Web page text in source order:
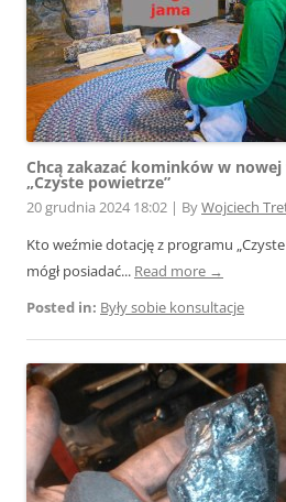
Chcą zakazać kominków w
„Czyste powietrze”
20 grudnia 2024 18:02 | ByWojciech
Kto weźmie dotację z programu
mógł posiadać... Read more →
Posted in: Były sobie konsultacje